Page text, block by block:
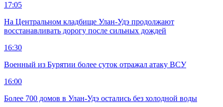
17:05
На Центральном кладбище Улан-Удэ продолжают
восстанавливать дорогу после сильных дождей
16:30
Военный из Бурятии более суток отражал атаку ВСУ
16:00
Более 700 домов в Улан-Удэ остались без холодной воды